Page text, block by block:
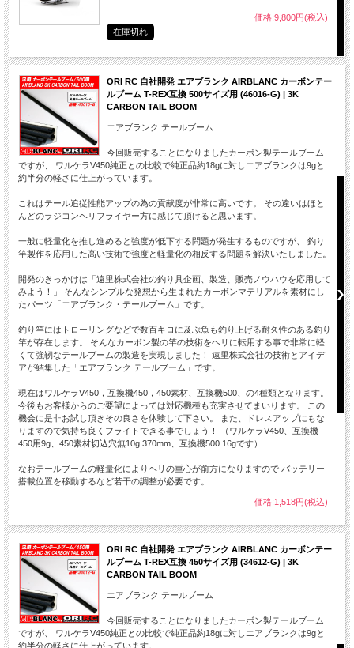
価格:9,800円(税込)
在庫切れ
ORI RC 自社開発 エアブランク AIRBLANC カーボンテー
ルブーム T-REX互換 500サイズ用 (46016-G) | 3K
CARBON TAIL BOOM
エアブランク テールブーム
今回販売することになりましたカーボン製テールブーム
ですが、 ワルケラV450純正との比較で純正品約18gに対しエアブランクは9gと
約半分の軽さに仕上がっています。
これはテール追従性能アップの為の貢献度が非常に高いです。 その違いはほと
んどのラジコンヘリフライヤー方に感じて頂けると思います。
一般に軽量化を推し進めると強度が低下する問題が発生するものですが、 釣り
竿製作を応用した高い技術で強度と軽量化の相反する問題を解決いたしました。
開発のきっかけは「遠里株式会社の釣り具企画、製造、販売ノウハウを応用して
みよう！」 そんなシンプルな発想から生まれたカーボンマテリアルを素材にし
たパーツ「エアブランク・テールブーム」です。
釣り竿にはトローリングなどで数百キロに及ぶ魚も釣り上げる耐久性のある釣り
竿が存在します。 そんなカーボン製の竿の技術をヘリに転用する事で非常に軽
くて強靭なテールブームの製造を実現しました！ 遠里株式会社の技術とアイデ
アが結集した「エアブランク テールブーム」です。
現在はワルケラV450，互換機450，450素材、互換機500、の4種類となります。
今後もお客様からのご要望によっては対応機種も充実させてまいります。 この
機会に是非お試し頂きその良さを体験して下さい。 また、ドレスアップにもな
りますので気持ち良くフライトできる事でしょう！ （ワルケラV450、互換機
450用9g、450素材切込穴無10g 370mm、互換機500 16gです）
なおテールブームの軽量化によりヘリの重心が前方になりますので バッテリー
搭載位置を移動するなど若干の調整が必要です。
価格:1,518円(税込)
ORI RC 自社開発 エアブランク AIRBLANC カーボンテー
ルブーム T-REX互換 450サイズ用 (34612-G) | 3K
CARBON TAIL BOOM
エアブランク テールブーム
今回販売することになりましたカーボン製テールブーム
ですが、 ワルケラV450純正との比較で純正品約18gに対しエアブランクは9gと
約半分の軽さに仕上がっています。